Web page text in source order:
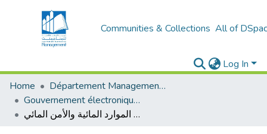
Communities & Collections All of
Log In
Home
Département Management stratégique et système
Gouvernement électronique (E-GOV)
معايير ومؤشرات تقييم نجاح مشاريع الحكومة الإلكترونية: دراسة حالة : وزارة الموارد المائية والأمن المائي